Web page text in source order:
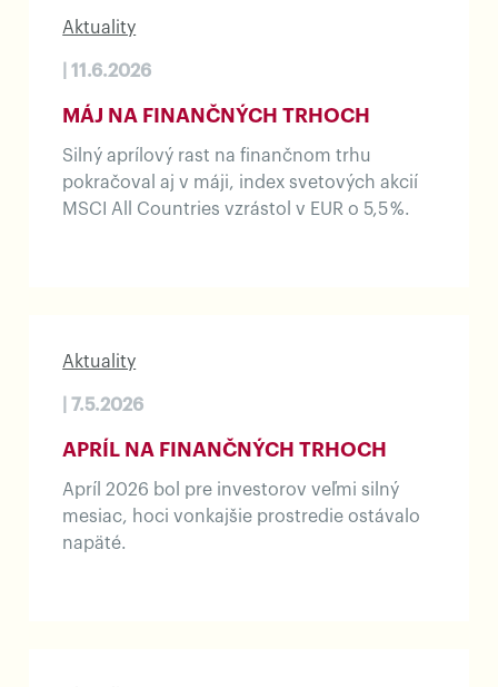
Aktuality
| 11.6.2026
MÁJ NA FINANČNÝCH TRHOCH
Silný aprílový rast na finančnom trhu
pokračoval aj v máji, index svetových akcií
MSCI All Countries vzrástol v EUR o 5,5 %.
Aktuality
| 7.5.2026
APRÍL NA FINANČNÝCH TRHOCH
Apríl 2026 bol pre investorov veľmi silný
mesiac, hoci vonkajšie prostredie ostávalo
napäté.